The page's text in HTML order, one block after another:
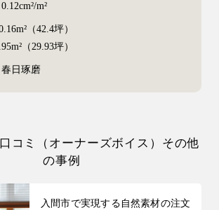
m²
（42.4坪）
（29.93坪）
日琢磨
コミ（オーナーズボイス）その他
の事例
入間市で実現する自然素材の注文